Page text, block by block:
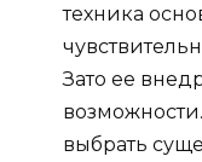
техника
Зато ее
выбрать